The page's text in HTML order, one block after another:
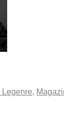
Legenre,